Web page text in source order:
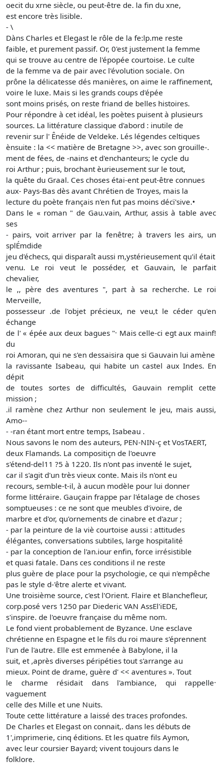
oecit du xrne siècle, ou peut-être de. la fin du xne,
est encore très lisible.
- \
Dàns Charles et Elegast le rôle de la fe:lp.me reste
faible, et purement passif. Or, 0'est justement la femme
qui se trouve au centre de l'épopée courtoise. Le culte
de la femme va de pair avec l'évolution sociale. On
prône la délicatesse dés manières, on aime le raffinement,
voire le luxe. Mais si les grands coups d'épée
sont moins prisés, on reste friand de belles histoires.
Pour répondre à cet idéal, les poètes puisent à plusieurs
sources. La littérature classique d'abord : inutile de
revenir sur l' Ênéide de Veldeke. Lés légendes celtiques
ènsuite : la << matière de Bretagne >>, avec son grouille-.
ment de fées, de -nains et d'enchanteurs; le cycle du
roi Arthur ; puis, brochant èurieusement sur le tout,
la quête du Graal. Ces choses étai-ent peut-être connues
aux- Pays-Bas dès avant Chrétien de Troyes, mais la
lecture du poète français n'en fut pas moins décï'sive.•
Dans le « roman " de Gau.vain, Arthur, assis à table avec
ses
- pairs, voit arriver par la fenêtre; à travers les airs, un
splÉmdide
jeu d'échecs, qui disparaît aussi m,ystérieusement qu'il était
venu. Le roi veut le posséder, et Gauvain, le parfait
chevalier,
le ,, père des aventures ", part à sa recherche. Le roi
Merveille,
possesseur .de l'objet précieux, ne veu,t le céder qu'en
échange
de l' « épée aux deux bagues "· Mais celle-ci egt aux mainf!
du
roi Amoran, qui ne s'en dessaisira que si Gauvain lui amène
la ravissante Isabeau, qui habite un castel aux Indes. En
dépit
de toutes sortes de difficultés, Gauvain remplit cette
mission ;
.il ramène chez Arthur non seulement le jeu, mais aussi,
Amo--
- -ran étant mort entre temps, Isabeau .
Nous savons le nom des auteurs, PEN-NIN-ç et VosTAERT,
deux Flamands. La compositiçn de l'oeuvre
s'étend-del11 ?5 à 1220. Ils n'ont pas inventé le sujet,
car il s'agit d'un très vieux conte. Mais ils n'ont eu
recours, semble-t-il, à aucun modèle pour lui donner
forme littéraire. Gauçain frappe par l'étalage de choses
somptueuses : ce ne sont que meubles d'ivoire, de
marbre et d'or, qu'ornements de cinabre et d'azur ;
- par la peinture de la viè courtoise aussi : attitudes
élégantes, conversations subtiles, large hospitalité
- par la conception de l'an.iour enfin, force irrésistible
et quasi fatale. Dans ces conditions il ne reste
plus guère de place pour la psychologie, ce qui n'empêche
pas le style d-'être alerte et vivant.
Une troisième source, c'est l'Orient. Flaire et Blanchefleur,
corp.posé vers 1250 par Diederic VAN AssEl'iEDE,
s'inspire. de l'oeuvre française du même nom.
Le fond vient probablement de Byzance. Une esclave
chrétienne en Espagne et le fils du roi maure s'éprennent
l'un de l'autre. Elle est emmenée à Babylone, il la
suit, et ,après diverses péripéties tout s'arrange au
mieux. Point de drame, guère d' << aventures ». Tout
le charme résidait dans l'ambiance, qui rappelle·
vaguement
celle des Mille et une Nuits.
Toute cette littérature a laissé des traces profondes.
De Charles et Elegast on connait,. dans les débuts de
1',imprimerie, cinq éditions. Et les quatre fils Aymon,
avec leur coursier Bayard; vivent toujours dans le
folklore.